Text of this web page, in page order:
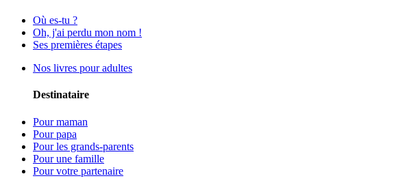
Où es-tu ?
Oh, j'ai perdu mon nom !
Ses premières étapes
Nos livres pour adultes
Destinataire
Pour maman
Pour papa
Pour les grands-parents
Pour une famille
Pour votre partenaire